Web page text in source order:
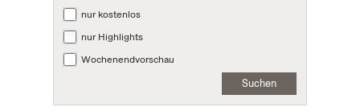
nur kostenlos
nur Highlights
Wochenendvorschau
Suchen